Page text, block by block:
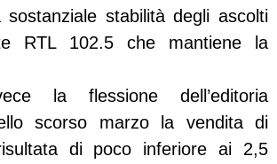
sostanziale stabilità degli ascolti
RTL 102.5 che mantiene la
la flessione dell’editoria
scorso marzo la vendita di
di poco inferiore ai 2,5